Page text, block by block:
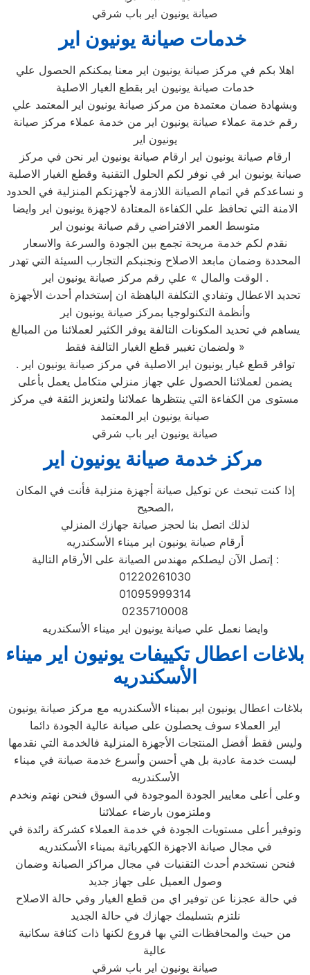
صيانة يونيون اير باب شرقي
اهلا بكم في مركز صيانة يونيون اير معنا يمكنكم الحصول علي
خدمات صيانة يونيون اير بقطع الغيار الاصلية
وبشهادة ضمان معتمدة من مركز صيانة يونيون اير المعتمد علي
رقم خدمة عملاء صيانة يونيون اير من خدمة عملاء مركز صيانة
يونيون اير
ارقام صيانة يونيون اير ارقام صيانة يونيون اير نحن في مركز
صيانة يونيون اير في نوفر لكم الحلول التقنية وقطع الغيار الاصلية
و نساعدكم في اتمام الصيانة اللازمة لأجهزتكم المنزلية في الحدود
الامنة التي تحافظ علي الكفاءة المعتادة لاجهزة يونيون اير وايضا
متوسط العمر الافتراضي رقم صيانة يونيون اير
نقدم لكم خدمة مريحة تجمع بين الجودة والسرعة والاسعار
المحددة وضمان مابعد الاصلاح ونجنبكم التجارب السيئة التي تهدر
الوقت والمال » علي رقم مركز صيانة يونيون اير .
تحديد الاعطال وتفادي التكلفة الباهظة ان إستخدام أحدث الأجهزة
وأنظمة التكنولوجيا بمركز صيانة يونيون اير
يساهم في تحديد المكونات التالفة يوفر الكثير لعملائنا من المبالغ
ولضمان تغيير قطع الغيار التالفة فقط »
توافر قطع غيار يونيون اير الاصلية في مركز صيانة يونيون اير .
يضمن لعملائنا الحصول علي جهاز منزلي متكامل يعمل بأعلى
مستوى من الكفاءة التي ينتظرها عملائنا ولتعزيز الثقة في مركز
صيانة يونيون اير المعتمد
صيانة يونيون اير باب شرقي
إذا كنت تبحث عن توكيل صيانة أجهزة منزلية فأنت في المكان
الصحيح،
لذلك اتصل بنا لحجز صيانة جهازك المنزلي
أرقام صيانة يونيون اير ميناء الأسكندريه
إتصل الآن ليصلكم مهندس الصيانة على الأرقام التالية :
01220261030
01095999314
0235710008
وايضا نعمل علي صيانة يونيون اير ميناء الأسكندريه
بلاغات اعطال تكييفات يونيون اير ميناء
الأسكندريه
بلاغات اعطال يونيون اير بميناء الأسكندريه مع مركز صيانة يونيون
اير العملاء سوف يحصلون على صيانة عالية الجودة دائما
وليس فقط أفضل المنتجات الأجهزة المنزلية فالخدمة التي نقدمها
ليست خدمة عادية بل هي أحسن وأسرع خدمة صيانة في ميناء
الأسكندريه
وعلى أعلى معايير الجودة الموجودة في السوق فنحن نهتم ونخدم
وملتزمون بارضاء عملائنا
وتوفير أعلى مستويات الجودة في خدمة العملاء كشركة رائدة في
في مجال صيانة الاجهزة الكهربائية بميناء الأسكندريه
فنحن نستخدم أحدث التقنيات في مجال مراكز الصيانة وضمان
وصول العميل على جهاز جديد
نلتزم بتسليمك جهازك في حالة الجديد
من حيث والمحافظات التي بها فروع لكنها ذات كثافة سكانية
عالية
صيانة يونيون اير باب شرقي